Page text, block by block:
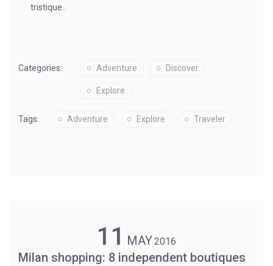
tristique..
Categories: Adventure Discover
Explore
Tags: Adventure Explore Traveler
11 MAY2016
Milan shopping: 8 independent boutiques